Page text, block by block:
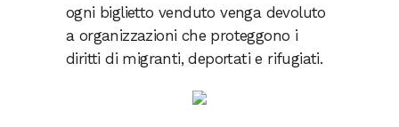
ogni biglietto venduto venga devoluto
a organizzazioni che proteggono i
diritti di migranti, deportati e rifugiati.